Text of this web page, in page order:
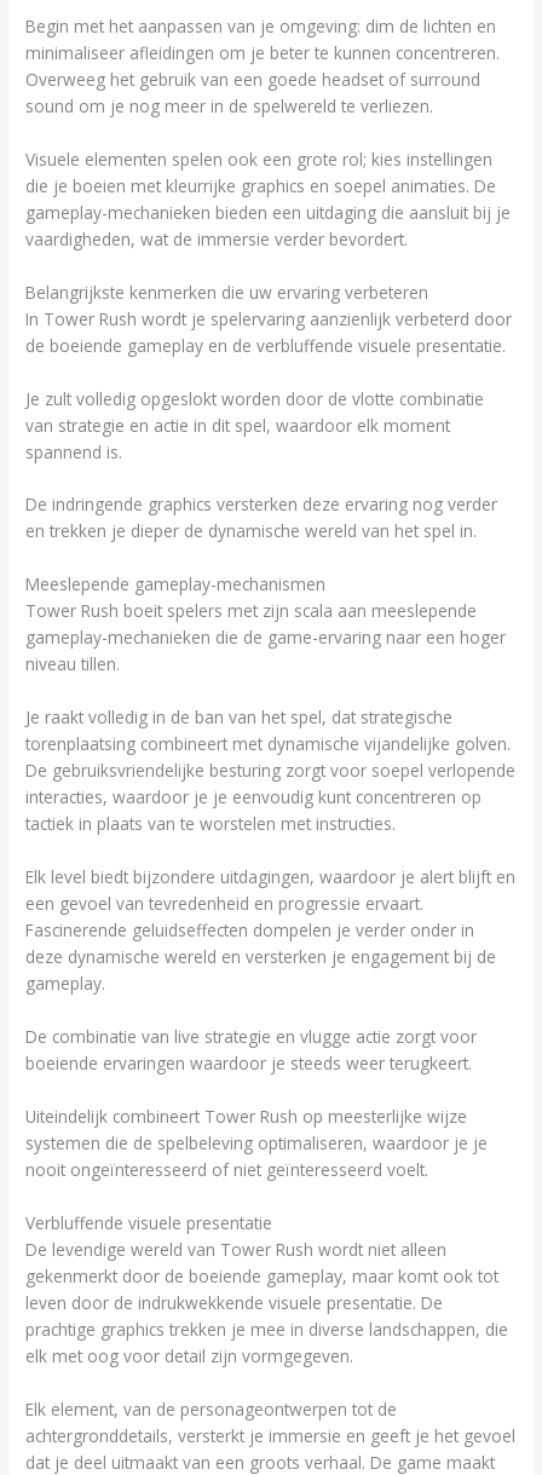
Begin met het aanpassen van je omgeving: dim de lichten en
minimaliseer afleidingen om je beter te kunnen concentreren.
Overweeg het gebruik van een goede headset of surround
sound om je nog meer in de spelwereld te verliezen.
Visuele elementen spelen ook een grote rol; kies instellingen
die je boeien met kleurrijke graphics en soepel animaties. De
gameplay-mechanieken bieden een uitdaging die aansluit bij je
vaardigheden, wat de immersie verder bevordert.
Belangrijkste kenmerken die uw ervaring verbeteren
In Tower Rush wordt je spelervaring aanzienlijk verbeterd door
de boeiende gameplay en de verbluffende visuele presentatie.
Je zult volledig opgeslokt worden door de vlotte combinatie
van strategie en actie in dit spel, waardoor elk moment
spannend is.
De indringende graphics versterken deze ervaring nog verder
en trekken je dieper de dynamische wereld van het spel in.
Meeslepende gameplay-mechanismen
Tower Rush boeit spelers met zijn scala aan meeslepende
gameplay-mechanieken die de game-ervaring naar een hoger
niveau tillen.
Je raakt volledig in de ban van het spel, dat strategische
torenplaatsing combineert met dynamische vijandelijke golven.
De gebruiksvriendelijke besturing zorgt voor soepel verlopende
interacties, waardoor je je eenvoudig kunt concentreren op
tactiek in plaats van te worstelen met instructies.
Elk level biedt bijzondere uitdagingen, waardoor je alert blijft en
een gevoel van tevredenheid en progressie ervaart.
Fascinerende geluidseffecten dompelen je verder onder in
deze dynamische wereld en versterken je engagement bij de
gameplay.
De combinatie van live strategie en vlugge actie zorgt voor
boeiende ervaringen waardoor je steeds weer terugkeert.
Uiteindelijk combineert Tower Rush op meesterlijke wijze
systemen die de spelbeleving optimaliseren, waardoor je je
nooit ongeïnteresseerd of niet geïnteresseerd voelt.
Verbluffende visuele presentatie
De levendige wereld van Tower Rush wordt niet alleen
gekenmerkt door de boeiende gameplay, maar komt ook tot
leven door de indrukwekkende visuele presentatie. De
prachtige graphics trekken je mee in diverse landschappen, die
elk met oog voor detail zijn vormgegeven.
Elk element, van de personageontwerpen tot de
achtergronddetails, versterkt je immersie en geeft je het gevoel
dat je deel uitmaakt van een groots verhaal. De game maakt